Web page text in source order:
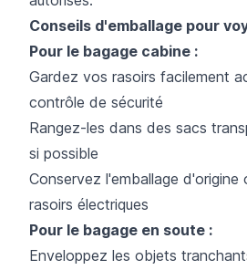
Conseils d'emballage pour
Pour le bagage cabine :
Gardez vos rasoirs facilement
contrôle de sécurité
Rangez-les dans des sacs
si possible
Conservez l'emballage d'origine
rasoirs électriques
Pour le bagage en soute :
Enveloppez les objets